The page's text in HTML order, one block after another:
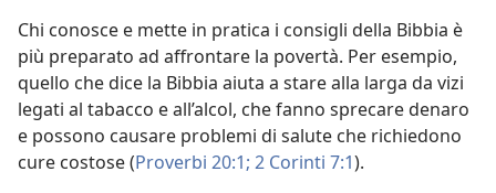
Chi conosce e mette in pratica i consigli della Bibbia è
più preparato ad affrontare la povertà. Per esempio,
quello che dice la Bibbia aiuta a stare alla larga da vizi
legati al tabacco e all’alcol, che fanno sprecare denaro
e possono causare problemi di salute che richiedono
cure costose (Proverbi 20:1; 2 Corinti 7:1).